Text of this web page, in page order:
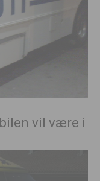
vil være i